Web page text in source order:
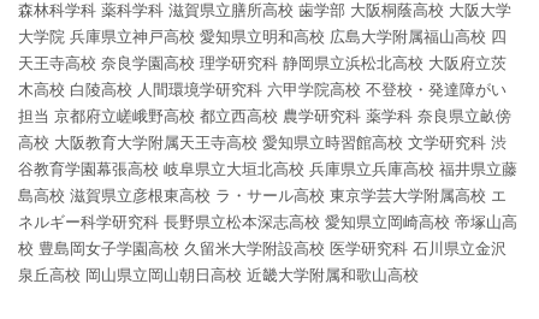
森林科学科 薬科学科 滋賀県立膳所高校 歯学部 大阪桐蔭高校 大阪大学
大学院 兵庫県立神戸高校 愛知県立明和高校 広島大学附属福山高校 四
天王寺高校 奈良学園高校 理学研究科 静岡県立浜松北高校 大阪府立茨
木高校 白陵高校 人間環境学研究科 六甲学院高校 不登校・発達障がい
担当 京都府立嵯峨野高校 都立西高校 農学研究科 薬学科 奈良県立畝傍
高校 大阪教育大学附属天王寺高校 愛知県立時習館高校 文学研究科 渋
谷教育学園幕張高校 岐阜県立大垣北高校 兵庫県立兵庫高校 福井県立藤
島高校 滋賀県立彦根東高校 ラ・サール高校 東京学芸大学附属高校 エ
ネルギー科学研究科 長野県立松本深志高校 愛知県立岡崎高校 帝塚山高
校 豊島岡女子学園高校 久留米大学附設高校 医学研究科 石川県立金沢
泉丘高校 岡山県立岡山朝日高校 近畿大学附属和歌山高校